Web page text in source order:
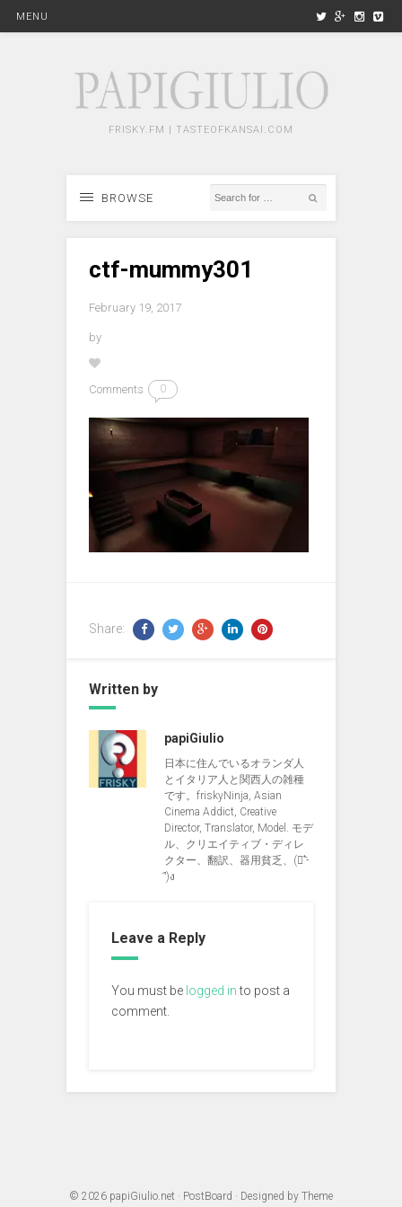
MENU
FRISKY.FM | TASTEOFKANSAI.COM
BROWSE
ctf-mummy301
February 19, 2017
by
Comments 0
Share:
Written by
papiGiulio
日本に住んでいるオランダ人
とイタリア人と関西人の雑種
です。friskyNinja, Asian
Cinema Addict, Creative
Director, Translator, Model. モデ
ル、クリエイティブ・ディレ
クター、翻訳、器用貧乏、(ง︡'-
'︠)ง
Leave a Reply
You must be logged into post a
comment.
© 2026 papiGiulio.net · PostBoard · Designed by Theme